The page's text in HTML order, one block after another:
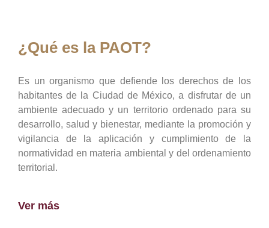
¿Qué es la PAOT?
Es un organismo que defiende los derechos de los
habitantes de la Ciudad de México, a disfrutar de un
ambiente adecuado y un territorio ordenado para su
desarrollo, salud y bienestar, mediante la promoción y
vigilancia de la aplicación y cumplimiento de la
normatividad en materia ambiental y del ordenamiento
territorial.
Ver más